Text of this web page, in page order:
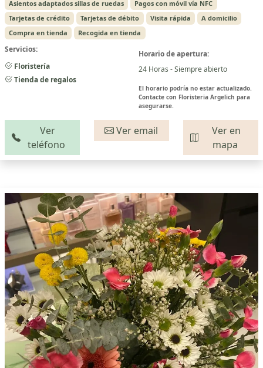
Asientos adaptados sillas de ruedas
Pagos con móvil vía NFC
Tarjetas de crédito
Tarjetas de débito Visita rápida
A domicilio
Compra en tienda
Recogida en tienda
Servicios:
Floristería
Tienda de regalos
Horario de apertura:
24 Horas - Siempre abierto
El horario podría no estar actualizado.
Contacte con Floristeria Argelich para
asegurarse.
Ver
teléfono
Ver email
Ver en
mapa